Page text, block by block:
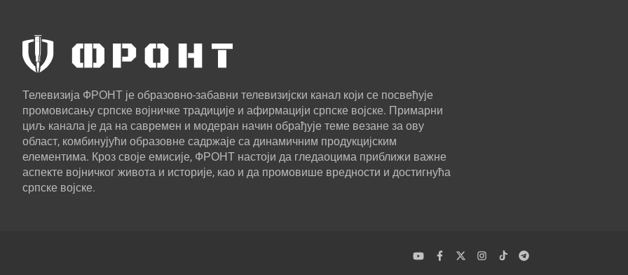
Телевизија ФРОНТ је образовно-забавни телевизијски канал који се посвећује
промовисању српске војничке традиције и афирмацији српске војске. Примарни
циљ канала је да на савремен и модеран начин обрађује теме везане за ову
област, комбинујући образовне садржаје са динамичним продукцијским
елементима. Кроз своје емисије, ФРОНТ настоји да гледаоцима приближи важне
аспекте војничког живота и историје, као и да промовише вредности и достигнућа
српске војске.